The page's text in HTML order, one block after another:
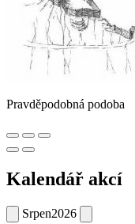
Pravděpodobná podoba
Kalendář akcí
Srpen2026